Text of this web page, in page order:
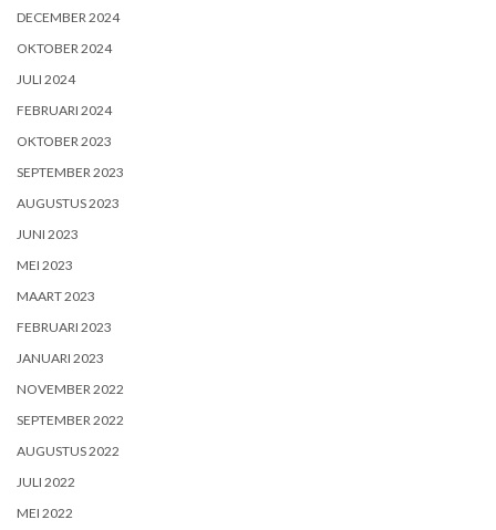
DECEMBER 2024
OKTOBER 2024
JULI 2024
FEBRUARI 2024
OKTOBER 2023
SEPTEMBER 2023
AUGUSTUS 2023
JUNI 2023
MEI 2023
MAART 2023
FEBRUARI 2023
JANUARI 2023
NOVEMBER 2022
SEPTEMBER 2022
AUGUSTUS 2022
JULI 2022
MEI 2022